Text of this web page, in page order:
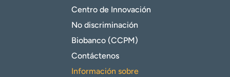
Centro de Innovación
No discriminación
Biobanco (CCPM)
Contáctenos
Información sobre